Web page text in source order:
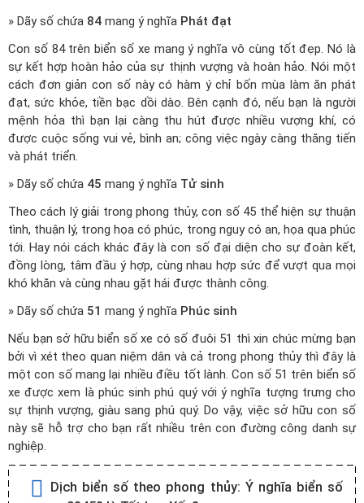
» Dãy số chứa 84 mang ý nghĩa Phát đạt
Con số 84 trên biển số xe mang ý nghĩa vô cùng tốt đẹp. Nó là
sự kết hợp hoàn hảo của sự thịnh vượng và hoàn hảo. Nói một
cách đơn giản con số này có hàm ý chỉ bốn mùa làm ăn phát
đạt, sức khỏe, tiền bạc dồi dào. Bên cạnh đó, nếu bạn là người
mệnh hỏa thì bạn lại càng thu hút được nhiều vượng khí, có
được cuộc sống vui vẻ, bình an; công việc ngày càng thăng tiến
và phát triển.
» Dãy số chứa 45 mang ý nghĩa Tử sinh
Theo cách lý giải trong phong thủy, con số 45 thể hiện sự thuận
tình, thuận lý, trong họa có phúc, trong nguy có an, họa qua phúc
tới. Hay nói cách khác đây là con số đại diện cho sự đoàn kết,
đồng lòng, tâm đầu ý hợp, cùng nhau hợp sức để vượt qua mọi
khó khăn và cùng nhau gặt hái được thành công.
» Dãy số chứa 51 mang ý nghĩa Phúc sinh
Nếu bạn sở hữu biển số xe có số đuôi 51 thì xin chúc mừng bạn
bởi vì xét theo quan niệm dân và cả trong phong thủy thì đây là
một con số mang lại nhiều điều tốt lành. Con số 51 trên biển số
xe được xem là phúc sinh phú quý với ý nghĩa tượng trưng cho
sự thịnh vượng, giàu sang phú quý. Do vậy, việc sở hữu con số
này sẽ hỗ trợ cho bạn rất nhiều trên con đường công danh sự
nghiệp.
Dịch biển số theo phong thủy: Ý nghĩa biển số